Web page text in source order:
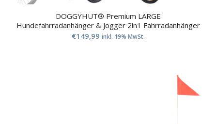
DOGGYHUT® Premium LARGE
Hundefahrradanhänger & Jogger 2in1 Fahrradanhänger
€149,99 inkl. 19% MwSt.